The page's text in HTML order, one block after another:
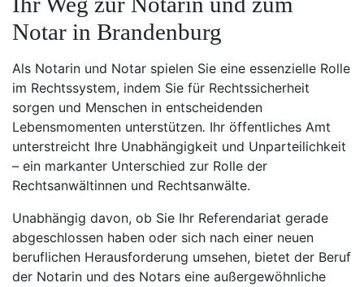
Notar in Brandenburg
Als Notarin und Notar spielen Sie eine essenzielle Rolle
im Rechtssystem, indem Sie für Rechtssicherheit
sorgen und Menschen in entscheidenden
Lebensmomenten unterstützen. Ihr öffentliches Amt
unterstreicht Ihre Unabhängigkeit und Unparteilichkeit
– ein markanter Unterschied zur Rolle der
Rechtsanwältinnen und Rechtsanwälte.
Unabhängig davon, ob Sie Ihr Referendariat gerade
abgeschlossen haben oder sich nach einer neuen
beruflichen Herausforderung umsehen, bietet der Beruf
der Notarin und des Notars eine außergewöhnliche